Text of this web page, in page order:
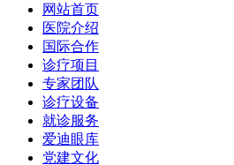
网站首页
医院介绍
国际合作
诊疗项目
专家团队
诊疗设备
就诊服务
爱迪眼库
党建文化